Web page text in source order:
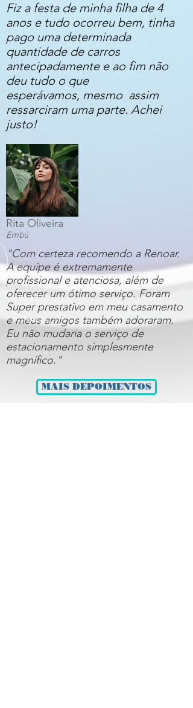
Fiz a festa de minha filha de 4
anos e tudo ocorreu bem, tinha
pago uma determinada
quantidade de carros
antecipadamente e ao fim não
deu tudo o que
esperávamos, mesmo assim
ressarciram uma parte. Achei
justo!
Rita Oliveira
Embú
"Com certeza recomendo a Renoar.
A equipe é extremamente
profissional e atenciosa, além de
oferecer um ótimo serviço. Foram
Super prestativo em meu casamento
e meus amigos também adoraram.
Eu não mudaria o serviço de
estacionamento simplesmente
magnífico."
MAIS DEPOIMENTOS